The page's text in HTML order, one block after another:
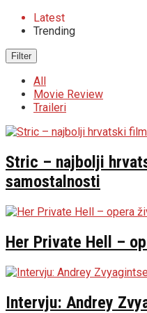
Latest
Trending
Filter
All
Movie Review
Traileri
Stric – najbolji
samostalnosti
Her Private Hell –
Intervju: Andrey